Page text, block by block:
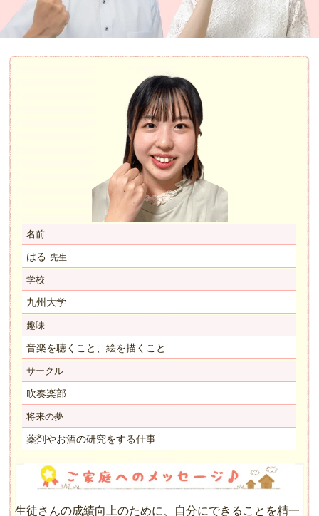
名前
はる 先生
学校
九州大学
趣味
音楽を聴くこと、絵を描くこと
サークル
吹奏楽部
将来の夢
薬剤やお酒の研究をする仕事
生徒さんの成績向上のために、自分にできることを精一